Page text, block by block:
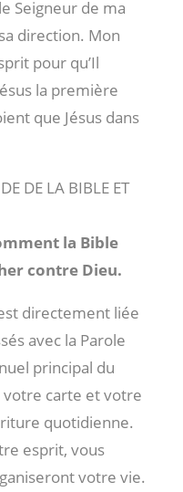
Seigneur de ma
direction. Mon
pour qu’Il
la première
que Jésus dans
DE LA BIBLE ET
la Bible
contre Dieu.
directement liée
avec la Parole
principal du
carte et votre
quotidienne.
esprit, vous
votre vie.